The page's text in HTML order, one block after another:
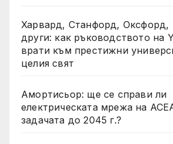
Харвард, Станфорд,
други: как ръководството на
врати към престижни
целия свят
Амортисьор: ще се справи ли
електрическата мрежа на
задачата до 2045 г.?